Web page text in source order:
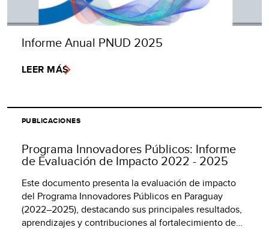
Informe Anual PNUD 2025
LEER MÁS
PUBLICACIONES
Programa Innovadores Públicos: Informe
de Evaluación de Impacto 2022 - 2025
Este documento presenta la evaluación de impacto
del Programa Innovadores Públicos en Paraguay
(2022–2025), destacando sus principales resultados,
aprendizajes y contribuciones al fortalecimiento de…